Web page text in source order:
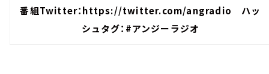
番組Twitter：https://twitter.com/angradio ハッ
シュタグ：#アンジーラジオ